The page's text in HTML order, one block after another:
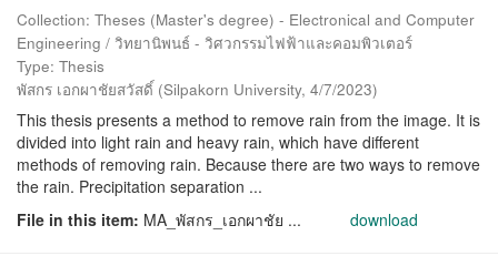
Collection: Theses (Master's degree) - Electronical and Computer
Engineering / วิทยานิพนธ์ - วิศวกรรมไฟฟ้าและคอมพิวเตอร์
Type: Thesis
พัสกร เอกผาชัยสวัสดิ์ (Silpakorn University, 4/7/2023)
This thesis presents a method to remove rain from the image. It is
divided into light rain and heavy rain, which have different
methods of removing rain. Because there are two ways to remove
the rain. Precipitation separation ...
File in this item: MA_พัสกร_เอกผาชัย ... download